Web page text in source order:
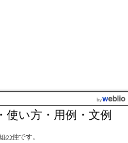
使い方・用例・文例
の仲です。